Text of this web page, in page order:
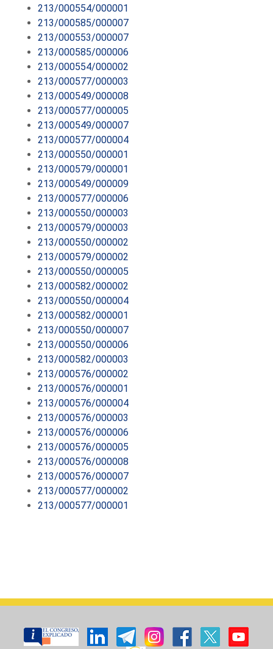
213/000554/000001
213/000585/000007
213/000553/000007
213/000585/000006
213/000554/000002
213/000577/000003
213/000549/000008
213/000577/000005
213/000549/000007
213/000577/000004
213/000550/000001
213/000579/000001
213/000549/000009
213/000577/000006
213/000550/000003
213/000579/000003
213/000550/000002
213/000579/000002
213/000550/000005
213/000582/000002
213/000550/000004
213/000582/000001
213/000550/000007
213/000550/000006
213/000582/000003
213/000576/000002
213/000576/000001
213/000576/000004
213/000576/000003
213/000576/000006
213/000576/000005
213/000576/000008
213/000576/000007
213/000577/000002
213/000577/000001